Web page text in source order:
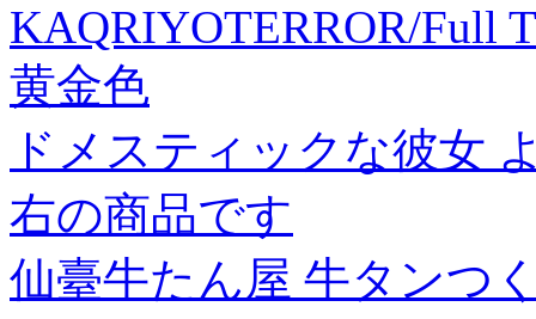
KAQRIYOTERROR/Full
黄金色
ドメスティックな彼女
右の商品です
仙臺牛たん屋 牛タンつ